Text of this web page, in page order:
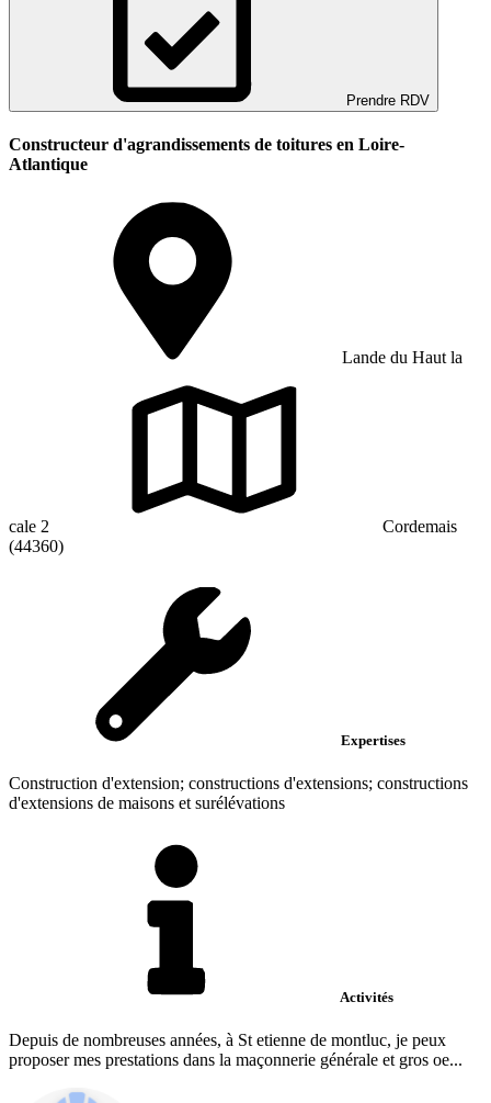
Prendre RDV
Constructeur d'agrandissements de toitures en Loire-
Atlantique
Lande du Haut la
cale 2
Cordemais
(44360)
Expertises
Construction d'extension; constructions d'extensions; constructions
d'extensions de maisons et surélévations
Activités
Depuis de nombreuses années, à St etienne de montluc, je peux
proposer mes prestations dans la maçonnerie générale et gros oe...